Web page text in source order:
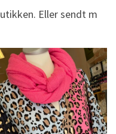
Eller sendt m